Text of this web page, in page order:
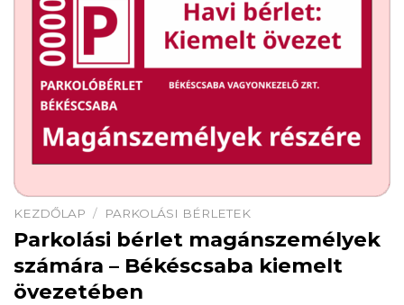
KEZDŐLAP / PARKOLÁSI BÉRLETEK
Parkolási bérlet magánszemélyek
számára – Békéscsaba kiemelt
övezetében